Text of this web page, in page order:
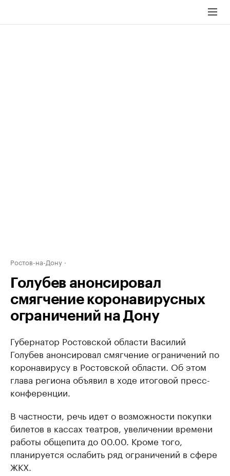
Ростов-на-Дону
Голубев анонсировал
смягчение коронавирусных
ограничений на Дону
Губернатор Ростовской области Василий
Голубев анонсировал смягчение ограничений по
коронавирусу в Ростовской области. Об этом
глава региона объявил в ходе итоговой пресс-
конференции.
В частности, речь идет о возможности покупки
билетов в кассах театров, увеличении времени
работы общепита до 00.00. Кроме того,
планируется ослабить ряд ограничений в сфере
ЖКХ.